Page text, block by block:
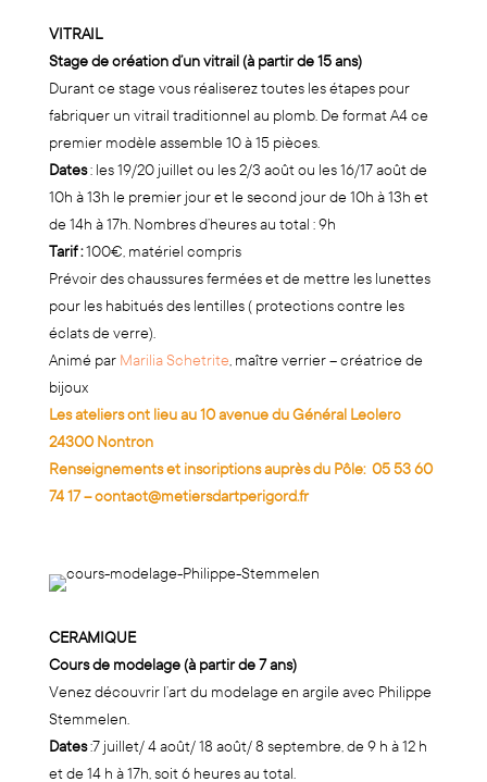
VITRAIL
Stage de création d’un vitrail (à partir de 15 ans)
Durant ce stage vous réaliserez toutes les étapes pour
fabriquer un vitrail traditionnel au plomb. De format A4 ce
premier modèle assemble 10 à 15 pièces.
Dates: les 19/20 juillet ou les 2/3 août ou les 16/17 août de
10h à 13h le premier jour et le second jour de 10h à 13h et
de 14h à 17h. Nombres d’heures au total : 9h
Tarif :100€, matériel compris
Prévoir des chaussures fermées et de mettre les lunettes
pour les habitués des lentilles ( protections contre les
éclats de verre).
Animé par Marilia Schetrite, maître verrier – créatrice de
bijoux
Les ateliers ont lieu au 10 avenue du Général Leclerc
24300 Nontron
Renseignements et inscriptions auprès du Pôle: 05 53 60
74 17–contact@metiersdartperigord.fr
CERAMIQUE
Cours de modelage (à partir de 7 ans)
Venez découvrir l’art du modelage en argile avec Philippe
Stemmelen.
Dates:7 juillet/ 4 août/ 18 août/ 8 septembre, de 9 h à 12 h
et de 14 h à 17h, soit 6 heures au total.